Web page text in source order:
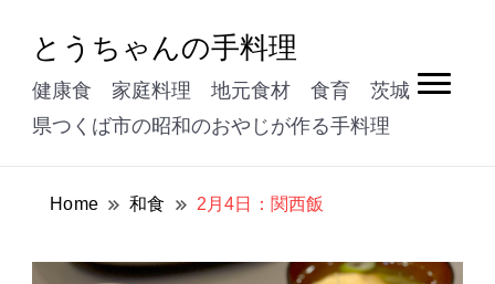
とうちゃんの手料理
健康食 家庭料理 地元食材 食育 茨城
県つくば市の昭和のおやじが作る手料理
Home 和食 2月4日：関西飯